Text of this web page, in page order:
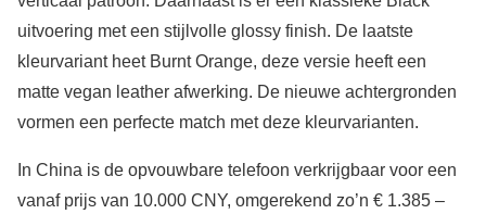
uitvoering met een stijlvolle glossy finish. De laatste
kleurvariant heet Burnt Orange, deze versie heeft een
matte vegan leather afwerking. De nieuwe achtergronden
vormen een perfecte match met deze kleurvarianten.
In China is de opvouwbare telefoon verkrijgbaar voor een
vanaf prijs van 10.000 CNY, omgerekend zo’n € 1.385 –